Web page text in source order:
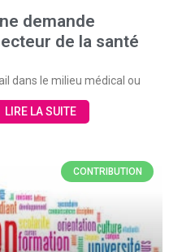
demande
de la santé
dans le milieu médical ou
LIRE LA SUITE
CONTRIBUTION